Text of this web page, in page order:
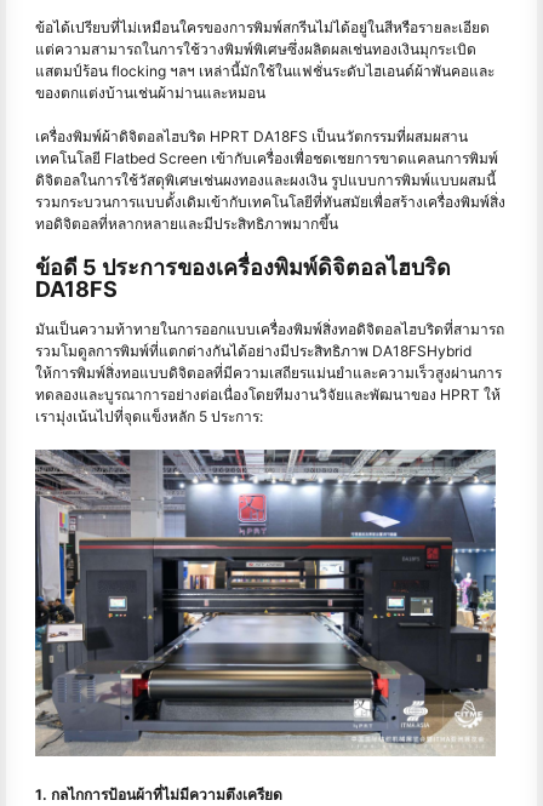
ข้อได้เปรียบที่ไม่เหมือนใครของการพิมพ์สกรีนไม่ได้อยู่ในสีหรือรายละเอียด
แต่ความสามารถในการใช้วางพิมพ์พิเศษซึ่งผลิตผลเช่นทองเงินมุกระเบิด
แสตมป์ร้อน flocking ฯลฯ เหล่านี้มักใช้ในแฟชั่นระดับไฮเอนด์ผ้าพันคอและ
ของตกแต่งบ้านเช่นผ้าม่านและหมอน
เครื่องพิมพ์ผ้าดิจิตอลไฮบริด HPRT DA18FS เป็นนวัตกรรมที่ผสมผสาน
เทคโนโลยี Flatbed Screen เข้ากับเครื่องเพื่อชดเชยการขาดแคลนการพิมพ์
ดิจิตอลในการใช้วัสดุพิเศษเช่นผงทองและผงเงิน รูปแบบการพิมพ์แบบผสมนี้
รวมกระบวนการแบบดั้งเดิมเข้ากับเทคโนโลยีที่ทันสมัยเพื่อสร้างเครื่องพิมพ์สิ่ง
ทอดิจิตอลที่หลากหลายและมีประสิทธิภาพมากขึ้น
ข้อดี 5 ประการของเครื่องพิมพ์ดิจิตอลไฮบริด
DA18FS
มันเป็นความท้าทายในการออกแบบเครื่องพิมพ์สิ่งทอดิจิตอลไฮบริดที่สามารถ
รวมโมดูลการพิมพ์ที่แตกต่างกันได้อย่างมีประสิทธิภาพ DA18FSHybrid
ให้การพิมพ์สิ่งทอแบบดิจิตอลที่มีความเสถียรแม่นยำและความเร็วสูงผ่านการ
ทดลองและบูรณาการอย่างต่อเนื่องโดยทีมงานวิจัยและพัฒนาของ HPRT ให้
เรามุ่งเน้นไปที่จุดแข็งหลัก 5 ประการ:
1. กลไกการป้อนผ้าที่ไม่มีความตึงเครียด